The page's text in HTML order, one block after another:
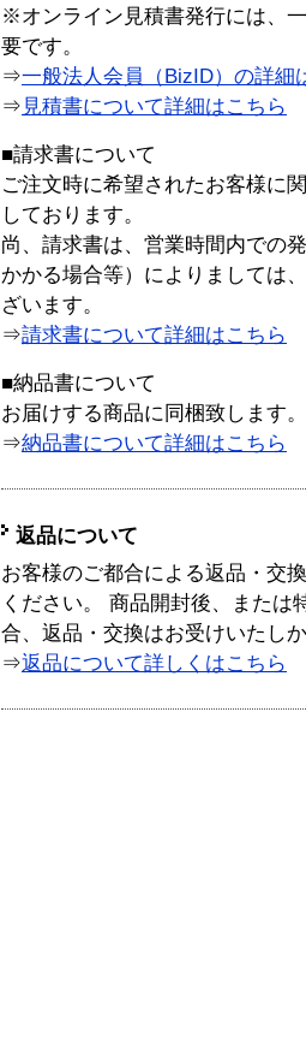
※オンライン見積書発行には、
要です。
⇒一般法人会員（BizID）の詳細
⇒ 見積書について詳細はこちら
■請求書について
ご注文時に希望されたお客様に
しております。
尚、請求書は、営業時間内での
かかる場合等）によりましては
ざいます。
⇒請求書について詳細はこちら
■納品書について
お届けする商品に同梱致します。
⇒納品書について詳細はこちら
返品について
お客様のご都合による返品・交
ください。 商品開封後、または
合、返品・交換はお受けいたし
⇒返品について詳しくはこちら